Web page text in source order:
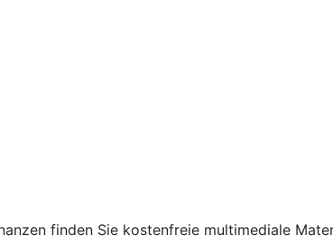
finden Sie kostenfreie multimediale